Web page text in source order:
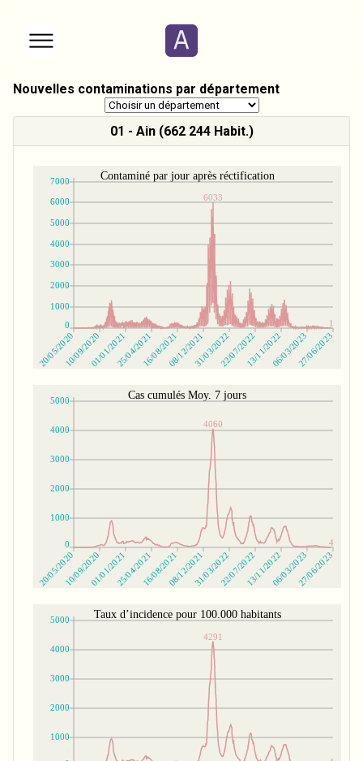
Nouvelles contaminations par département
01 - Ain (662 244 Habit.)